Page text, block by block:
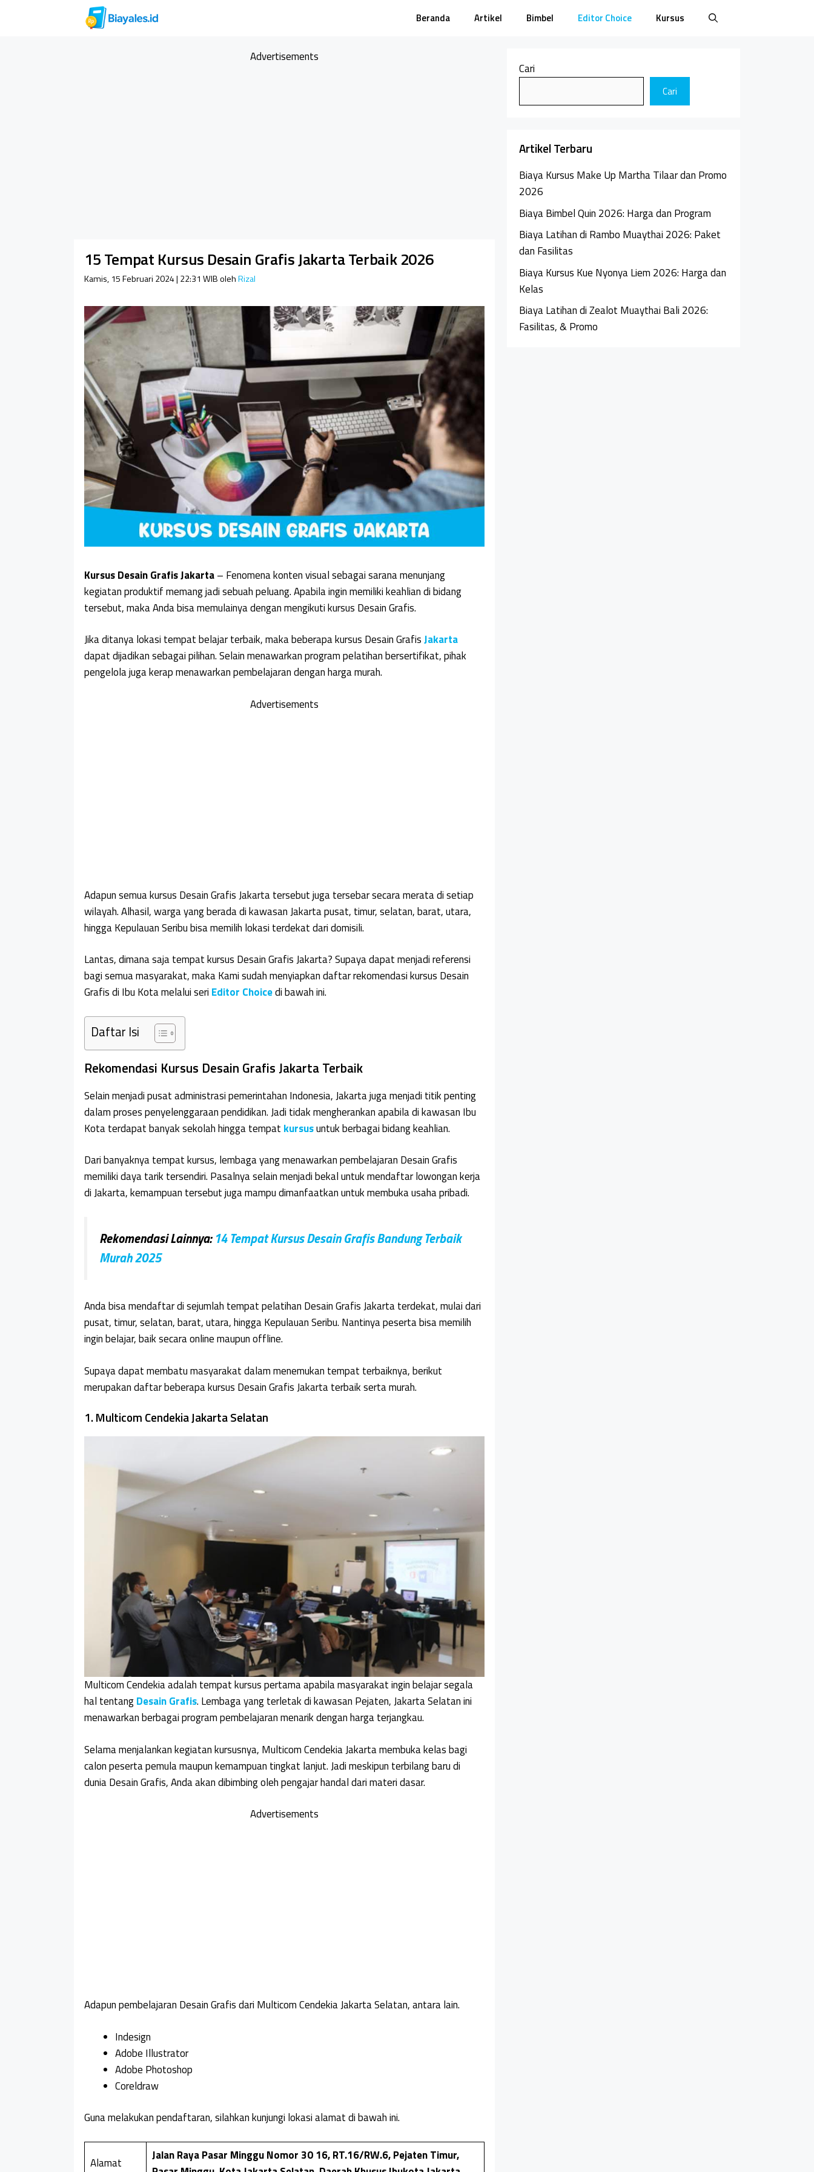
Beranda Artikel Bimbel Editor Choice Kursus
Advertisements
15 Tempat Kursus Desain Grafis Jakarta Terbaik 2026
Kamis, 15 Februari 2024 | 22:31 WIBolehRizal
Kursus Desain Grafis Jakarta– Fenomena konten visual sebagai sarana menunjang
kegiatan produktif memang jadi sebuah peluang. Apabila ingin memiliki keahlian di bidang
tersebut, maka Anda bisa memulainya dengan mengikuti kursus Desain Grafis.
Jika ditanya lokasi tempat belajar terbaik, maka beberapa kursus Desain GrafisJakarta
dapat dijadikan sebagai pilihan. Selain menawarkan program pelatihan bersertifikat, pihak
pengelola juga kerap menawarkan pembelajaran dengan harga murah.
Advertisements
Adapun semua kursus Desain Grafis Jakarta tersebut juga tersebar secara merata di setiap
wilayah. Alhasil, warga yang berada di kawasan Jakarta pusat, timur, selatan, barat, utara,
hingga Kepulauan Seribu bisa memilih lokasi terdekat dari domisili.
Lantas, dimana saja tempat kursus Desain Grafis Jakarta? Supaya dapat menjadi referensi
bagi semua masyarakat, maka Kami sudah menyiapkan daftar rekomendasi kursus Desain
Grafis di Ibu Kota melalui seri Editor Choicedi bawah ini.
Daftar Isi
Rekomendasi Kursus Desain Grafis Jakarta Terbaik
Selain menjadi pusat administrasi pemerintahan Indonesia, Jakarta juga menjadi titik penting
dalam proses penyelenggaraan pendidikan. Jadi tidak mengherankan apabila di kawasan Ibu
Kota terdapat banyak sekolah hingga tempat kursusuntuk berbagai bidang keahlian.
Dari banyaknya tempat kursus, lembaga yang menawarkan pembelajaran Desain Grafis
memiliki daya tarik tersendiri. Pasalnya selain menjadi bekal untuk mendaftar lowongan kerja
di Jakarta, kemampuan tersebut juga mampu dimanfaatkan untuk membuka usaha pribadi.
Rekomendasi Lainnya:14 Tempat Kursus Desain Grafis Bandung Terbaik
Murah 2025
Anda bisa mendaftar di sejumlah tempat pelatihan Desain Grafis Jakarta terdekat, mulai dari
pusat, timur, selatan, barat, utara, hingga Kepulauan Seribu. Nantinya peserta bisa memilih
ingin belajar, baik secara online maupun offline.
Supaya dapat membatu masyarakat dalam menemukan tempat terbaiknya, berikut
merupakan daftar beberapa kursus Desain Grafis Jakarta terbaik serta murah.
1. Multicom Cendekia Jakarta Selatan
Multicom Cendekia adalah tempat kursus pertama apabila masyarakat ingin belajar segala
hal tentangDesain Grafis. Lembaga yang terletak di kawasan Pejaten, Jakarta Selatan ini
menawarkan berbagai program pembelajaran menarik dengan harga terjangkau.
Selama menjalankan kegiatan kursusnya, Multicom Cendekia Jakarta membuka kelas bagi
calon peserta pemula maupun kemampuan tingkat lanjut. Jadi meskipun terbilang baru di
dunia Desain Grafis, Anda akan dibimbing oleh pengajar handal dari materi dasar.
Advertisements
Adapun pembelajaran Desain Grafis dari Multicom Cendekia Jakarta Selatan, antara lain.
Indesign
Adobe Illustrator
Adobe Photoshop
Coreldraw
Guna melakukan pendaftaran, silahkan kunjungi lokasi alamat di bawah ini.
Alamat
Jalan Raya Pasar Minggu Nomor 30 16, RT.16/RW.6, Pejaten Timur,
Cari
Cari
Artikel Terbaru
Biaya Kursus Make Up Martha Tilaar dan Promo
2026
Biaya Bimbel Quin 2026: Harga dan Program
Biaya Latihan di Rambo Muaythai 2026: Paket
dan Fasilitas
Biaya Kursus Kue Nyonya Liem 2026: Harga dan
Kelas
Biaya Latihan di Zealot Muaythai Bali 2026:
Fasilitas, & Promo